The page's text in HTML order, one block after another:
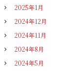
2025年1月
2024年12月
2024年11月
2024年8月
2024年5月